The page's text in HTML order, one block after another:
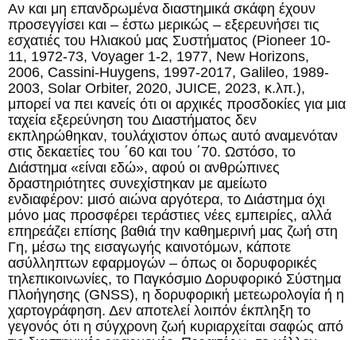
Αν και μη επανδρωμένα διαστημικά σκάφη έχουν
προσεγγίσει και – έστω μερικώς – εξερευνήσει τις
εσχατιές του Ηλιακού μας Συστήματος (Pioneer 10-
11, 1972-73, Voyager 1-2, 1977, New Horizons,
2006, Cassini-Huygens, 1997-2017, Galileo, 1989-
2003, Solar Orbiter, 2020, JUICE, 2023, κ.λπ.),
μπορεί να πει κανείς ότι οι αρχικές προσδοκίες για μια
ταχεία εξερεύνηση του Διαστήματος δεν
εκπληρώθηκαν, τουλάχιστον όπως αυτό αναμενόταν
στις δεκαετίες του ΄60 και του ΄70. Ωστόσο, το
Διάστημα «είναι εδώ», αφού οι ανθρώπινες
δραστηριότητες συνεχίστηκαν με αμείωτο
ενδιαφέρον: μισό αιώνα αργότερα, το Διάστημα όχι
μόνο μας προσφέρει τεράστιες νέες εμπειρίες, αλλά
επηρεάζει επίσης βαθιά την καθημερινή μας ζωή στη
Γη, μέσω της εισαγωγής καινοτόμων, κάποτε
ασύλληπτων εφαρμογών – όπως οι δορυφορικές
τηλεπικοινωνίες, το Παγκόσμιο Δορυφορικό Σύστημα
Πλοήγησης (GNSS), η δορυφορική μετεωρολογία ή η
χαρτογράφηση. Δεν αποτελεί λοιπόν έκπληξη το
γεγονός ότι η σύγχρονη ζωή κυριαρχείται σαφώς από